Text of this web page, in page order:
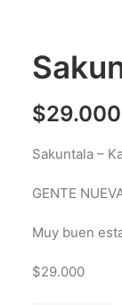
$29.000
Sakuntala –
GENTE
Muy buen
$29.000